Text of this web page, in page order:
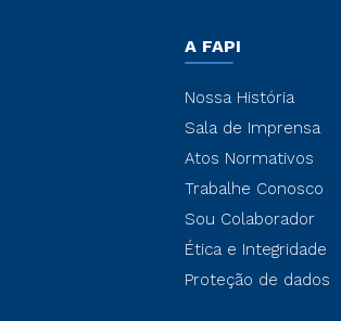
A FAPI
Nossa História
Sala de Imprensa
Atos Normativos
Trabalhe Conosco
Sou Colaborador
Ética e Integridade
Proteção de dados